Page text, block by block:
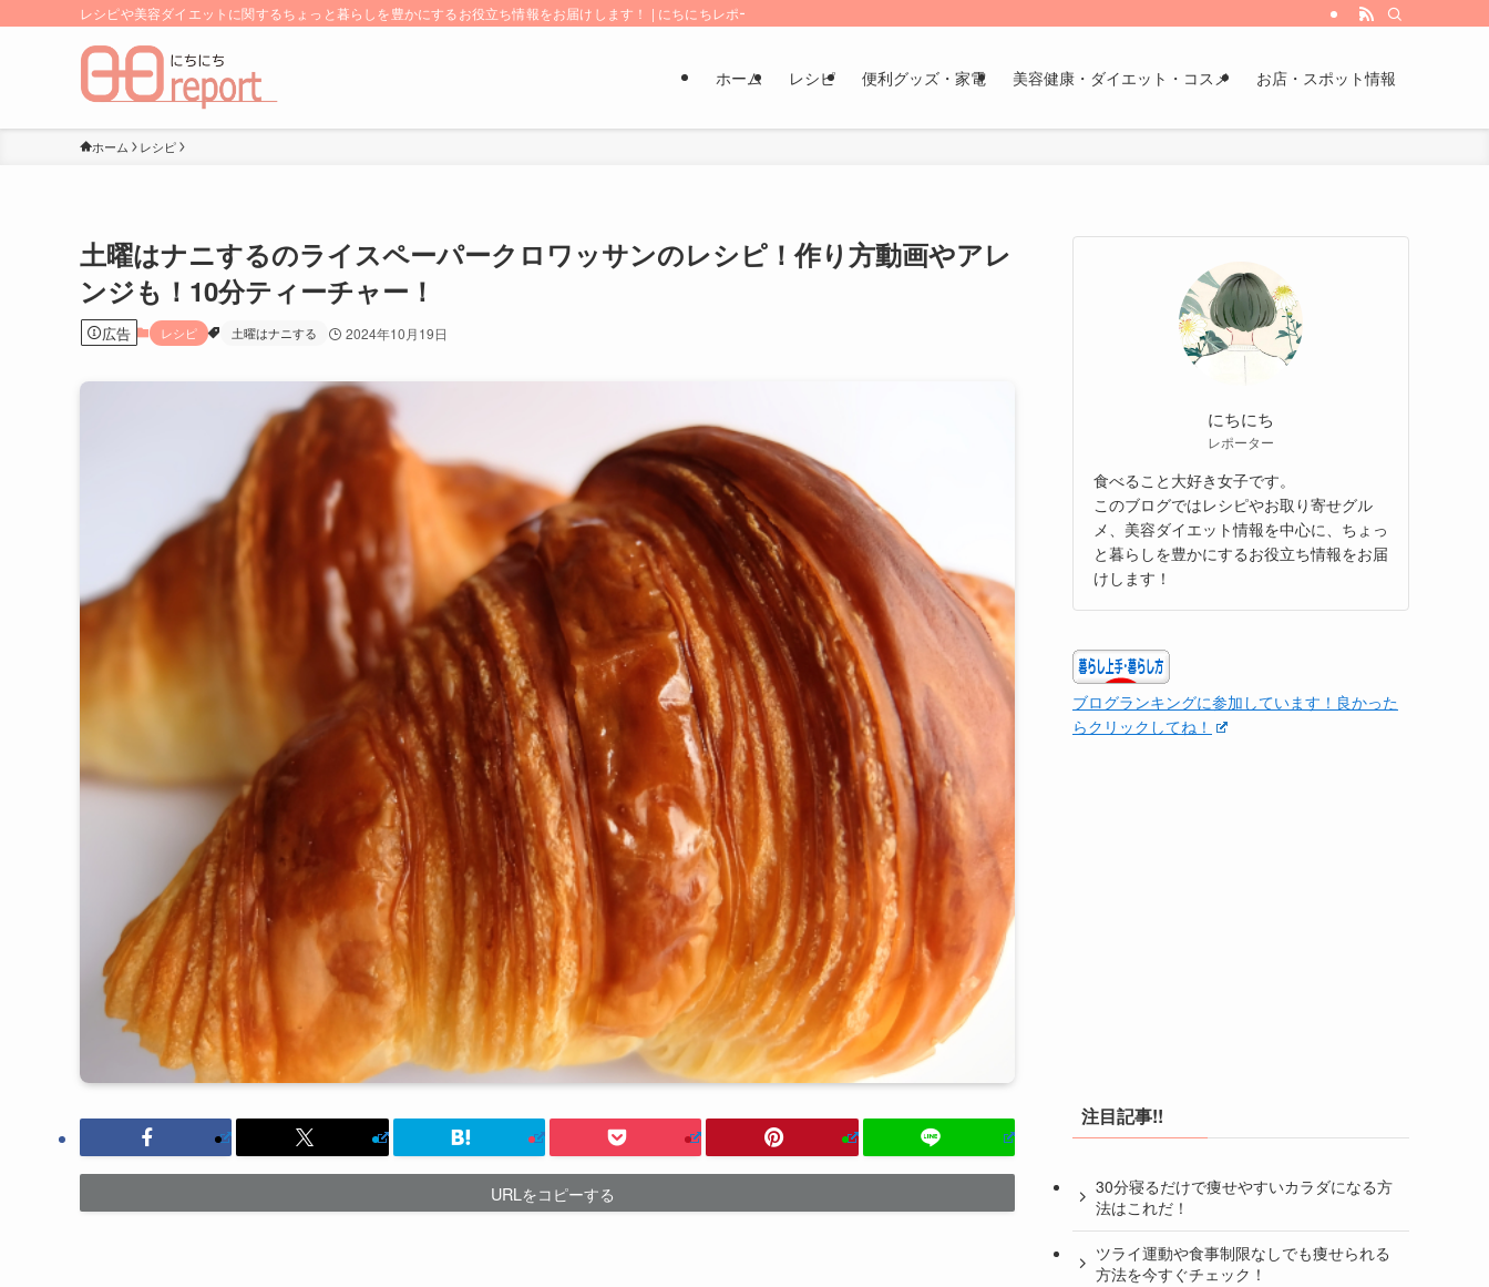
レシピや美容ダイエットに関するちょっと暮らしを豊かにするお役立ち情報をお届けします！ | にちにちレポート
ホーム レシピ 便利グッズ・家電 美容健康・ダイエット・コスメ お店・スポット情報
ホーム レシピ
土曜はナニするのライスペーパークロワッサンのレシピ！作り方動画やアレ
ンジも！10分ティーチャー！
広告 レシピ 土曜はナニする 2024年10月19日
URLをコピーする
にちにち
レポーター
食べること大好き女子です。
このブログではレシピやお取り寄せグル
メ、美容ダイエット情報を中心に、ちょっ
と暮らしを豊かにするお役立ち情報をお届
けします！
ブログランキングに参加しています！良かった
らクリックしてね！
注目記事!!
30分寝るだけで痩せやすいカラダになる方
法はこれだ！
ツライ運動や食事制限なしでも痩せられる
方法を今すぐチェック！